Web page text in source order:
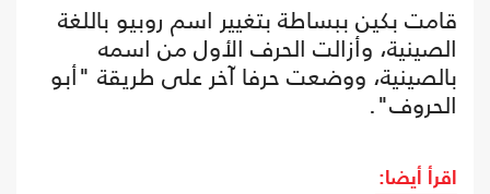
قامت بكين ببساطة بتغيير اسم روبيو باللغة
الصينية، وأزالت الحرف الأول من اسمه
بالصينية، ووضعت حرفا آخر على طريقة "أبو
الحروف".
اقرأ أيضا: